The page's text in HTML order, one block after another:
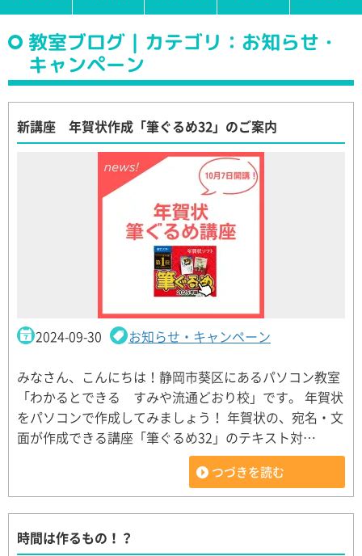
教室ブログ｜カテゴリ：お知らせ・
キャンペーン
新講座 年賀状作成「筆ぐるめ32」のご案内
2024-09-30 お知らせ・キャンペーン
みなさん、こんにちは！静岡市葵区にあるパソコン教室
「わかるとできる すみや流通どおり校」です。 年賀状
をパソコンで作成してみましょう！ 年賀状の、宛名・文
面が作成できる講座「筆ぐるめ32」のテキスト対…
つづきを読む
時間は作るもの！？